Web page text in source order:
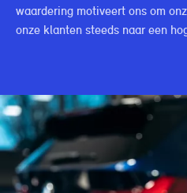
waardering motiveert ons om
onze klanten steeds naar een